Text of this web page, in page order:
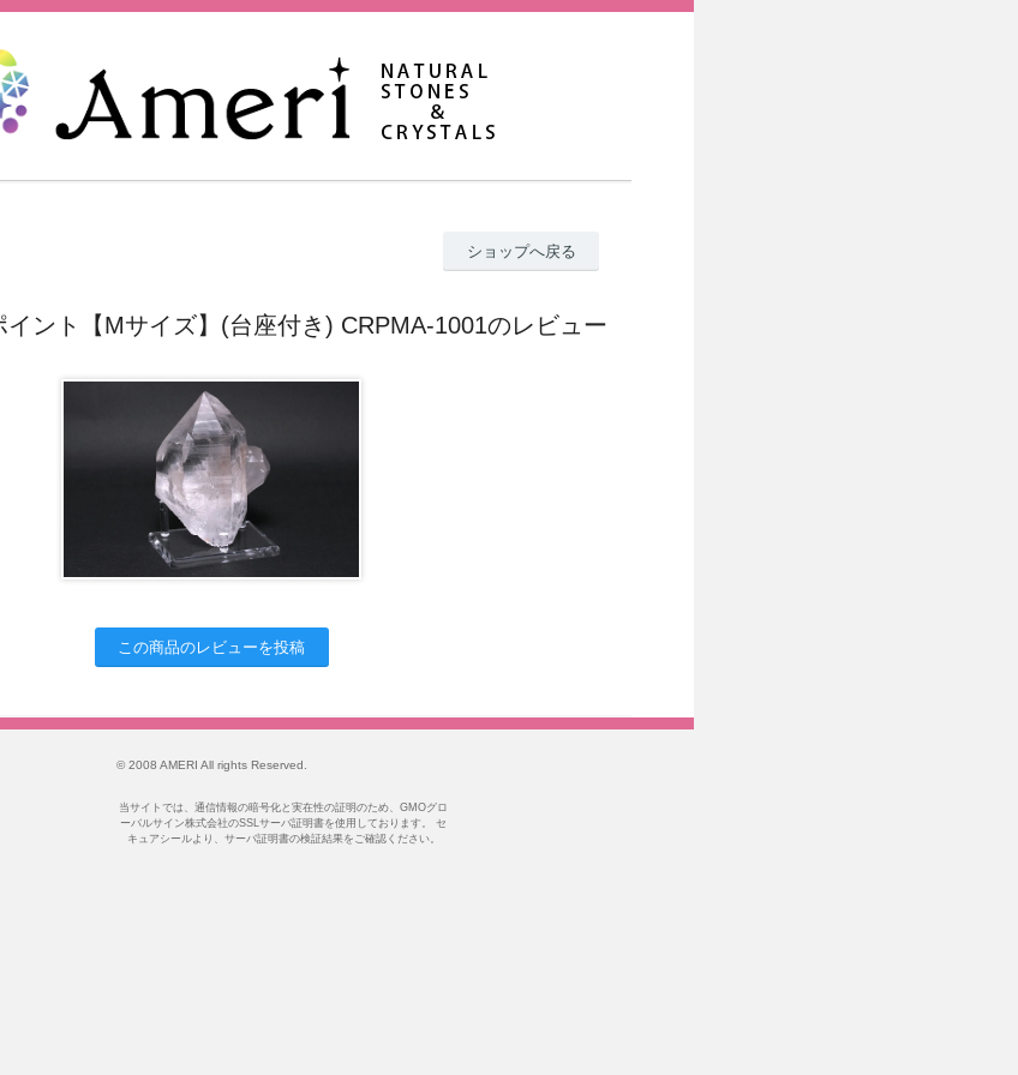
ショップへ戻る
イント【Mサイズ】(台座付き) CRPMA-1001のレビュー
この商品のレビューを投稿
© 2008 AMERI All rights Reserved.
当サイトでは、通信情報の暗号化と実在性の証明のため、GMOグロ
ーバルサイン株式会社のSSLサーバ証明書を使用しております。 セ
キュアシールより、サーバ証明書の検証結果をご確認ください。